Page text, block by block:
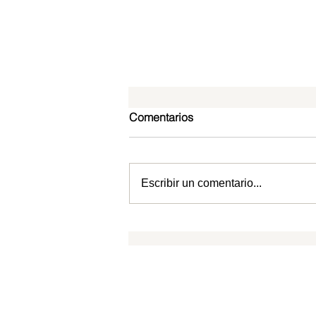
¿Quién quiere dinero?
Comentarios
Escribir un comentario...